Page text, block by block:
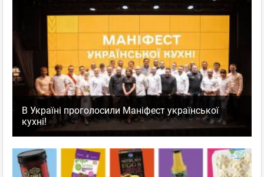
В Україні проголосили Маніфест української
кухні!